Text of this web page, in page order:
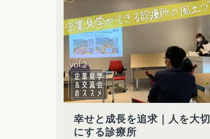
幸せと成長を追求｜人を大切
にする診療所